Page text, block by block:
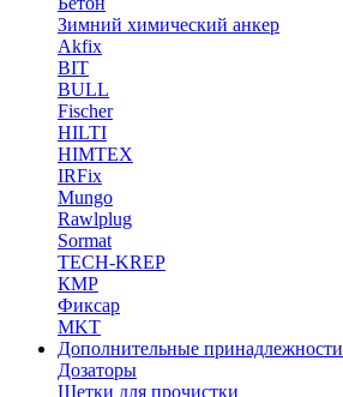
Зимний химический анкер
Akfix
BIT
BULL
Fischer
HILTI
HIMTEX
IRFix
Mungo
Rawlplug
Sormat
TECH-KREP
КМР
Фиксар
MKT
Дополнительные принадлежности
Дозаторы
Щетки для прочистки